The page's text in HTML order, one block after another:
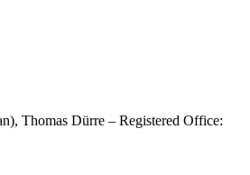
Thomas Dürre – Registered Office: